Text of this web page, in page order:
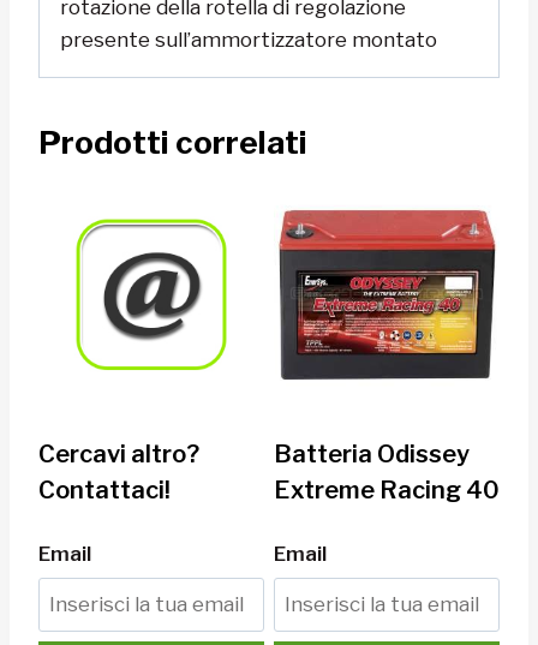
rotazione della rotella di regolazione
presente sull’ammortizzatore montato
Prodotti correlati
Cercavi altro?
Contattaci!
Email
Batteria Odissey
Extreme Racing 40
Email